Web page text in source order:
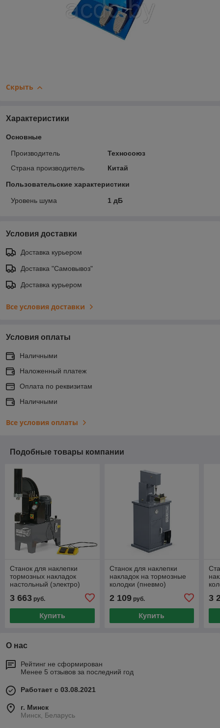
Скрыть
Характеристики
Основные
Производитель
Техносоюз
Страна производитель
Китай
Пользовательские характеристики
Уровень шума 1 дБ
Условия доставки
Доставка курьером
Доставка "Самовывоз"
Доставка курьером
Все условия доставки
Условия оплаты
Наличными
Наложенный платеж
Оплата по реквизитам
Наличными
Все условия оплаты
Подобные товары компании
Станок для наклепки
тормозных накладок
настольный (электро)
KraftWell арт. PINZZO BE
3 663 руб.
Купить
Станок для наклепки
накладок на тормозные
колодки (пневмо)
2 109руб.
Купить
3
О нас
Рейтинг не сформирован
Менее 5 отзывов за последний год
Работает с 03.08.2021
г. Минск
Минск, Беларусь